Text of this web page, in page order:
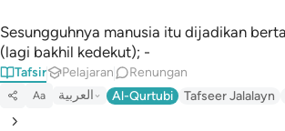
Sesungguhnya manusia itu dijadikan
(lagi bakhil kedekut); -
Tafsir Pelajaran Renungan
Aa العربية Al-Qurtubi Tafseer Jalalayn